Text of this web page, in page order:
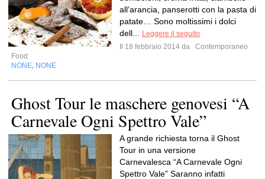
all’arancia, panserotti con la pasta di
patate… Sono moltissimi i dolci
dell...
Leggere il seguito
Il 18 febbraio 2014 da
Contemporaneo
Food
NONE NONE
Ghost Tour le maschere genovesi “A
Carnevale Ogni Spettro Vale”
A grande richiesta torna il Ghost
Tour in una versione
Carnevalesca “A Carnevale Ogni
Spettro Vale” Saranno infatti